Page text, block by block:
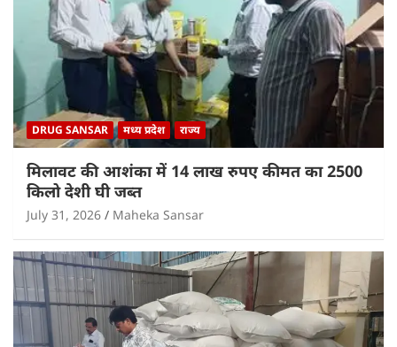
DRUG SANSAR मध्य प्रदेश राज्य
मिलावट की आशंका में 14 लाख रुपए कीमत का 2500
किलो देशी घी जब्त
July 31, 2026 Maheka Sansar